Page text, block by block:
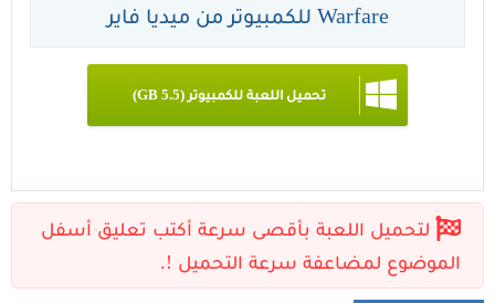
Warfare للكمبيوتر من ميديا فاير
تحميل اللعبة للكمبيوتر (5.5 GB)